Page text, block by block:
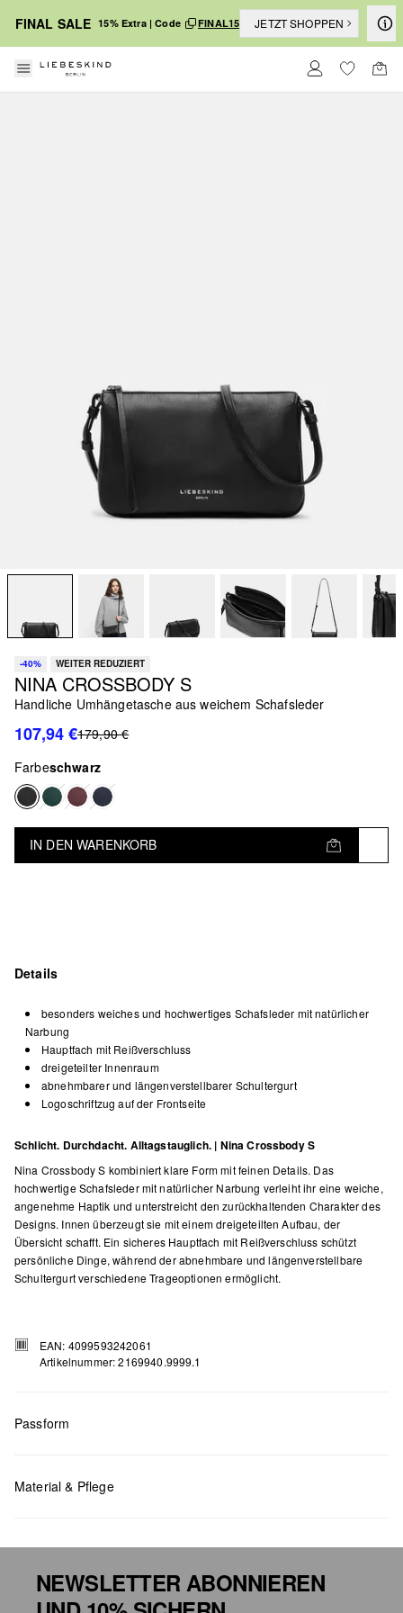
FINAL SALE 15% Extra | Code FINAL15 JETZT SHOPPEN
-40% WEITER REDUZIERT
NINA CROSSBODY S
Handliche Umhängetasche aus weichem Schafsleder
107,94 €179,90 €
Farbeschwarz
IN DEN WARENKORB
Details
besonders weiches und hochwertiges Schafsleder mit natürlicher
Narbung
Hauptfach mit Reißverschluss
dreigeteilter Innenraum
abnehmbarer und längenverstellbarer Schultergurt
Logoschriftzug auf der Frontseite
Schlicht. Durchdacht. Alltagstauglich. | Nina Crossbody S
Nina Crossbody S kombiniert klare Form mit feinen Details. Das
hochwertige Schafsleder mit natürlicher Narbung verleiht ihr eine weiche,
angenehme Haptik und unterstreicht den zurückhaltenden Charakter des
Designs. Innen überzeugt sie mit einem dreigeteilten Aufbau, der
Übersicht schafft. Ein sicheres Hauptfach mit Reißverschluss schützt
persönliche Dinge, während der abnehmbare und längenverstellbare
Schultergurt verschiedene Trageoptionen ermöglicht.
EAN: 4099593242061
Artikelnummer: 2169940.9999.1
Passform
Material & Pflege
NEWSLETTER ABONNIEREN